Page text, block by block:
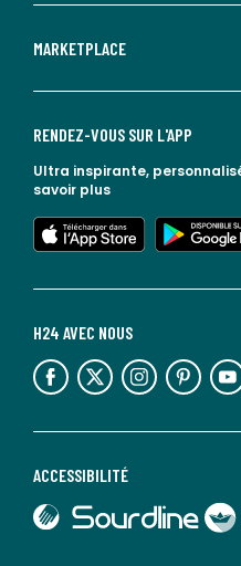
MARKETPLACE
ACCESSIBILITÉ
lien vers Sourdline
lien vers Faciliti
H24 AVEC NOUS
lien vers l'espace réseaux sociaux lien vers l'espace réseaux sociaux lien vers l'espace réseaux sociaux lien vers l'espace réseaux sociaux lien vers l'espace
RENDEZ-VOUS SUR L'APP
Ultra inspirante,
savoir plus
lien vers l'app store
lien vers google play